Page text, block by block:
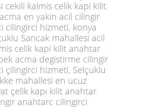
cekili kalmis celik kapi kilit
en yakin acil cilingir
cilingirci hizmeti, konya
Sancak mahallesi acil
celik kapi kilit anahtar
acma degistirme cilingir
çilingirci hizmeti, Selçuklu
mahallesi en ucuz
çelik kapı kilit anahtar
anahtarc cilingirci